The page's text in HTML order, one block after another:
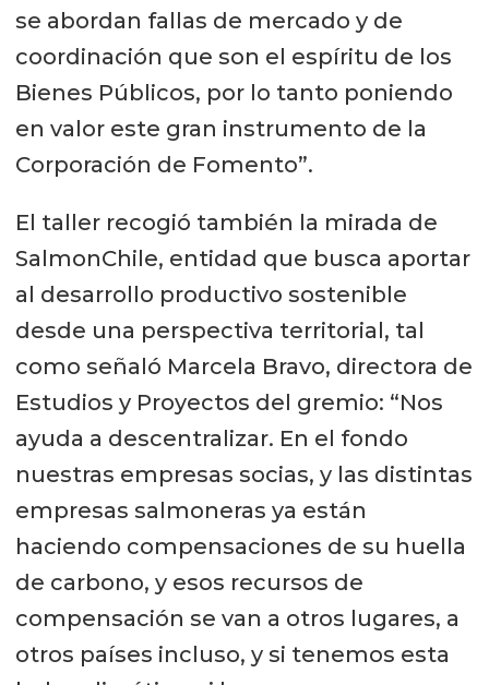
se abordan fallas de mercado y de
coordinación que son el espíritu de los
Bienes Públicos, por lo tanto poniendo
en valor este gran instrumento de la
Corporación de Fomento”.
El taller recogió también la mirada de
SalmonChile, entidad que busca aportar
al desarrollo productivo sostenible
desde una perspectiva territorial, tal
como señaló Marcela Bravo, directora de
Estudios y Proyectos del gremio: “Nos
ayuda a descentralizar. En el fondo
nuestras empresas socias, y las distintas
empresas salmoneras ya están
haciendo compensaciones de su huella
de carbono, y esos recursos de
compensación se van a otros lugares, a
otros países incluso, y si tenemos esta